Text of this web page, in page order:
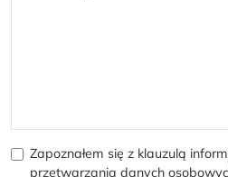
Zapoznałem się z klauzulą
przetwarzania danych